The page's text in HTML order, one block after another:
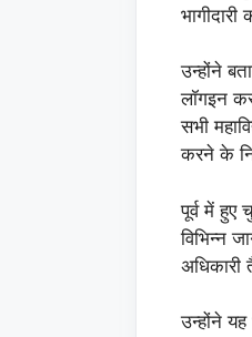
उन्होंने
लॉगइन
सभी
करने के
पूर्व में हुए
विभिन्न
अधिकारी
उन्होंने